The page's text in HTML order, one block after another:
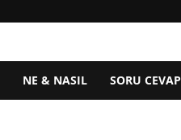
NE & NASIL SORU CEVAP